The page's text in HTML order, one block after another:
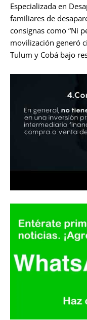
Especializada en
familiares de
consignas como “Ni
movilización generó
Tulum y Cobá bajo